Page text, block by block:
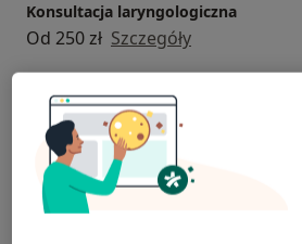
Konsultacja laryngologiczna
Od 250 zł Szczegóły
Badania laryngologiczne
Od 150 zł Szczegóły
W jaki sposób ustalane są ceny?